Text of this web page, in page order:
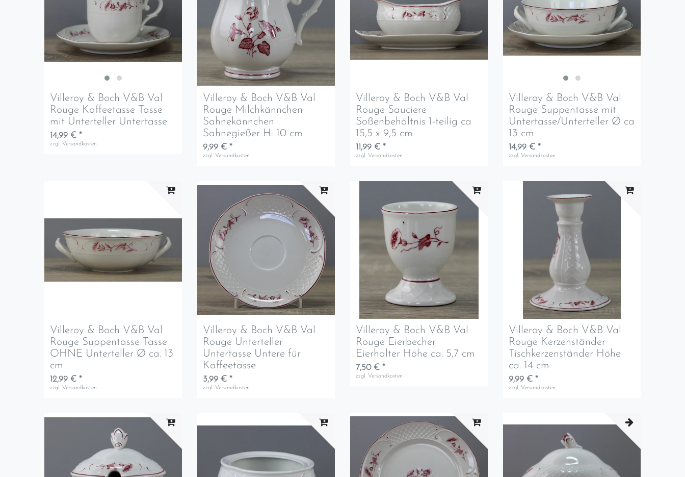
Villeroy & Boch V&B Val
Rouge Kaffeetasse Tasse
mit Unterteller Untertasse
14,99 € *
zzgl. Versandkosten
Villeroy & Boch V&B Val
Rouge Milchkännchen
Sahnekännchen
Sahnegießer H: 10 cm
9,99 € *
zzgl. Versandkosten
Villeroy & Boch V&B Val
Rouge Sauciere
Soßenbehältnis 1-teilig ca
15,5 x 9,5 cm
11,99 € *
zzgl. Versandkosten
Villeroy & Boch V&B Val
Rouge Suppentasse mit
Untertasse/Unterteller Ø ca
13 cm
14,99 € *
zzgl. Versandkosten
Villeroy & Boch V&B Val
Rouge Suppentasse Tasse
OHNE Unterteller Ø ca. 13
cm
12,99 € *
zzgl. Versandkosten
Villeroy & Boch V&B Val
Rouge Unterteller
Untertasse Untere für
Kaffeetasse
3,99 € *
zzgl. Versandkosten
Villeroy & Boch V&B Val
Rouge Eierbecher
Eierhalter Höhe ca. 5,7 cm
7,50 € *
zzgl. Versandkosten
Villeroy & Boch V&B Val
Rouge Kerzenständer
Tischkerzenständer Höhe
ca. 14 cm
9,99 € *
zzgl. Versandkosten